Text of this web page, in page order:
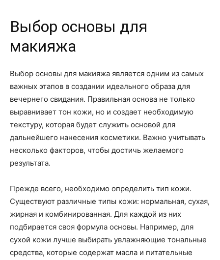
Выбор основы для
макияжа
Выбор основы для макияжа является одним из самых
важных этапов в создании идеального образа для
вечернего свидания. Правильная основа не только
выравнивает тон кожи, но и создает необходимую
текстуру, которая будет служить основой для
дальнейшего нанесения косметики. Важно учитывать
несколько факторов, чтобы достичь желаемого
результата.
Прежде всего, необходимо определить тип кожи.
Существуют различные типы кожи: нормальная, сухая,
жирная и комбинированная. Для каждой из них
подбирается своя формула основы. Например, для
сухой кожи лучше выбирать увлажняющие тональные
средства, которые содержат масла и питательные